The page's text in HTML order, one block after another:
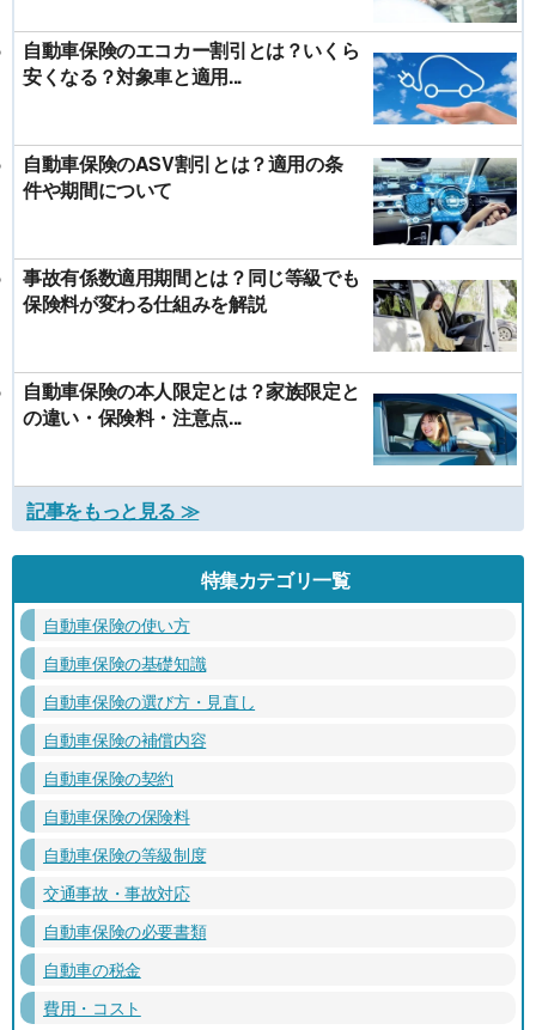
自動車保険のエコカー割引とは？いくら
安くなる？対象車と適用...
自動車保険のASV割引とは？適用の条
件や期間について
事故有係数適用期間とは？同じ等級でも
保険料が変わる仕組みを解説
自動車保険の本人限定とは？家族限定と
の違い・保険料・注意点...
記事をもっと見る ≫
特集カテゴリ一覧
自動車保険の使い方
自動車保険の基礎知識
自動車保険の選び方・見直し
自動車保険の補償内容
自動車保険の契約
自動車保険の保険料
自動車保険の等級制度
交通事故・事故対応
自動車保険の必要書類
自動車の税金
費用・コスト